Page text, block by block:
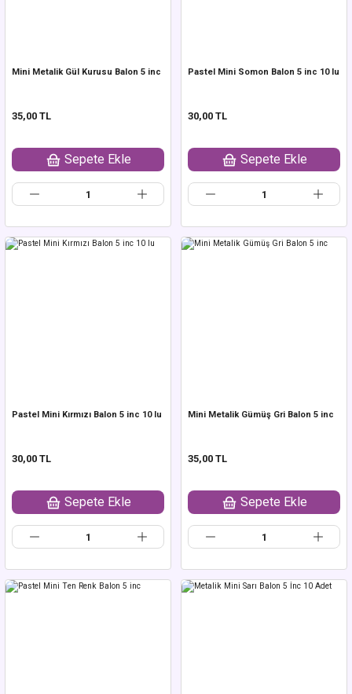
Mini Metalik Gül Kurusu Balon 5 inc
35,00 TL
Sepete Ekle
Pastel Mini Somon Balon 5 inc 10 lu
30,00 TL
Sepete Ekle
Pastel Mini Kırmızı Balon 5 inc 10 lu
30,00 TL
Sepete Ekle
Mini Metalik Gümüş Gri Balon 5 inc
35,00 TL
Sepete Ekle